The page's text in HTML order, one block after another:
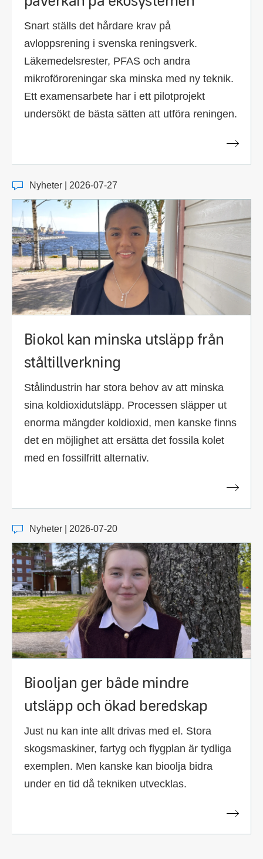
Snart ställs det hårdare krav på
avloppsrening i svenska reningsverk.
Läkemedelsrester, PFAS och andra
mikroföroreningar ska minska med ny teknik.
Ett examensarbete har i ett pilotprojekt
undersökt de bästa sätten att utföra reningen.
Nyheter | 2026-07-27
Biokol kan minska utsläpp från
ståltillverkning
Stålindustrin har stora behov av att minska
sina koldioxidutsläpp. Processen släpper ut
enorma mängder koldioxid, men kanske finns
det en möjlighet att ersätta det fossila kolet
med en fossilfritt alternativ.
Nyheter | 2026-07-20
Biooljan ger både mindre
utsläpp och ökad beredskap
Just nu kan inte allt drivas med el. Stora
skogsmaskiner, fartyg och flygplan är tydliga
exemplen. Men kanske kan bioolja bidra
under en tid då tekniken utvecklas.